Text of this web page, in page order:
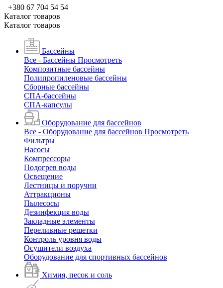
+380 67 704 54 54
Каталог товаров
Каталог товаров
Бассейны
Все - Бассейны Просмотреть
Композитные бассейны
Полипропиленовые бассейны
Сборные бассейны
СПА-бассейны
СПА-капсулы
Оборудование для бассейнов
Все - Оборудование для бассейнов Просмотреть
Фильтры
Насосы
Компрессоры
Подогрев воды
Освещение
Лестницы и поручни
Аттракционы
Пылесосы
Дезинфекция воды
Закладные элементы
Переливные решетки
Контроль уровня воды
Осушители воздуха
Оборудование для спортивных бассейнов
Химия, песок и соль